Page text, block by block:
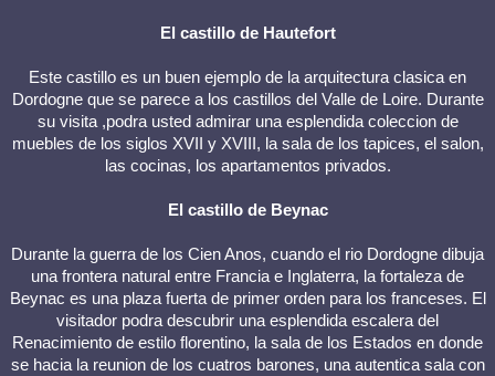
El castillo de Hautefort
Este castillo es un buen ejemplo de la arquitectura clasica en
Dordogne que se parece a los castillos del Valle de Loire. Durante
su visita ,podra usted admirar una esplendida coleccion de
muebles de los siglos XVII y XVIII, la sala de los tapices, el salon,
las cocinas, los apartamentos privados.
El castillo de Beynac
Durante la guerra de los Cien Anos, cuando el rio Dordogne dibuja
una frontera natural entre Francia e Inglaterra, la fortaleza de
Beynac es una plaza fuerta de primer orden para los franceses. El
visitador podra descubrir una esplendida escalera del
Renacimiento de estilo florentino, la sala de los Estados en donde
se hacia la reunion de los cuatros barones, una autentica sala con